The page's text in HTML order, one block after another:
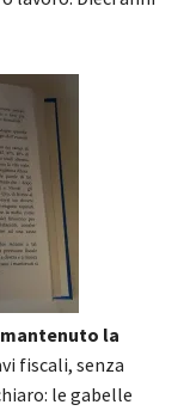
la
fiscali, senza
le gabelle